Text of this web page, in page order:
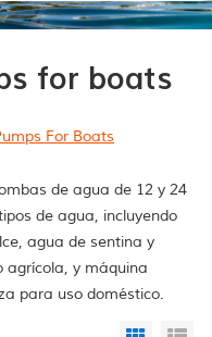
for boats
For Boats
de agua de 12 y 24
de agua, incluyendo
agua de sentina y
agrícola, y máquina
para uso doméstico.